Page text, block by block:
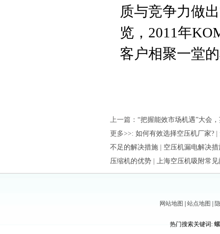
质与竞争力做
览，2011年
客户相聚一堂
上一篇： “把握能效市场机遇”大会
更多>>: 如何有效选择空压机厂家?
不足的解决措施
空压机漏电解决措
压缩机的优势
上海空压机吸附常见
网站地图 |站点地图
热门搜索关键词: